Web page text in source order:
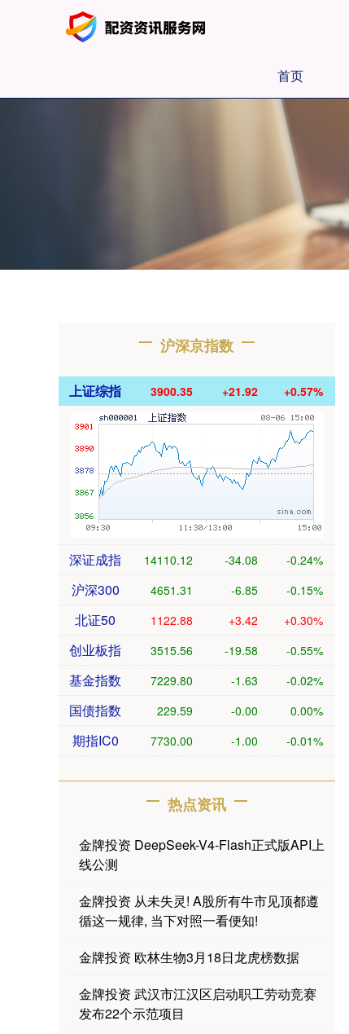
首页
沪深京指数
上证综指 3900.35 +21.92 +0.57%
深证成指 14110.12 -34.08 -0.24%
沪深300 4651.31 -6.85 -0.15%
北证50 1122.88 +3.42 +0.30%
创业板指 3515.56 -19.58 -0.55%
基金指数 7229.80 -1.63 -0.02%
国债指数 229.59 -0.00 0.00%
期指IC0 7730.00 -1.00 -0.01%
热点资讯
金牌投资 DeepSeek-V4-Flash正式版API上
线公测
金牌投资 从未失灵! A股所有牛市见顶都遵
循这一规律, 当下对照一看便知!
金牌投资 欧林生物3月18日龙虎榜数据
金牌投资 武汉市江汉区启动职工劳动竞赛
发布22个示范项目